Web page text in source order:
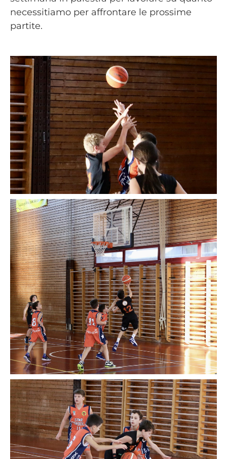
necessitiamo per affrontare le prossime
partite.